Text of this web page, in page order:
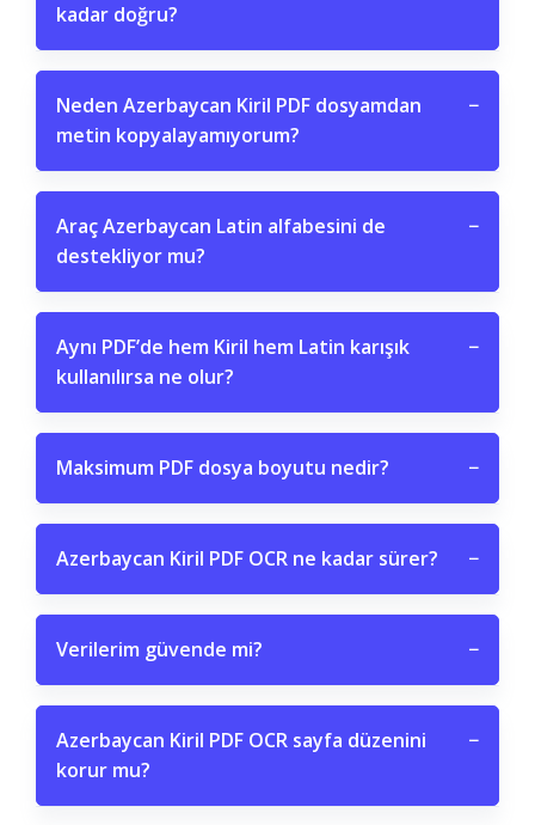
kadar doğru?
Neden Azerbaycan Kiril PDF dosyamdan
metin kopyalayamıyorum?
−
Araç Azerbaycan Latin alfabesini de
destekliyor mu?
−
Aynı PDF’de hem Kiril hem Latin karışık
kullanılırsa ne olur?
−
Maksimum PDF dosya boyutu nedir? −
Azerbaycan Kiril PDF OCR ne kadar sürer? −
Verilerim güvende mi? −
Azerbaycan Kiril PDF OCR sayfa düzenini
korur mu?
−